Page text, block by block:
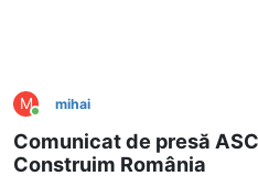
M
Conectat
mihai
Comunicat de presă
Construim România